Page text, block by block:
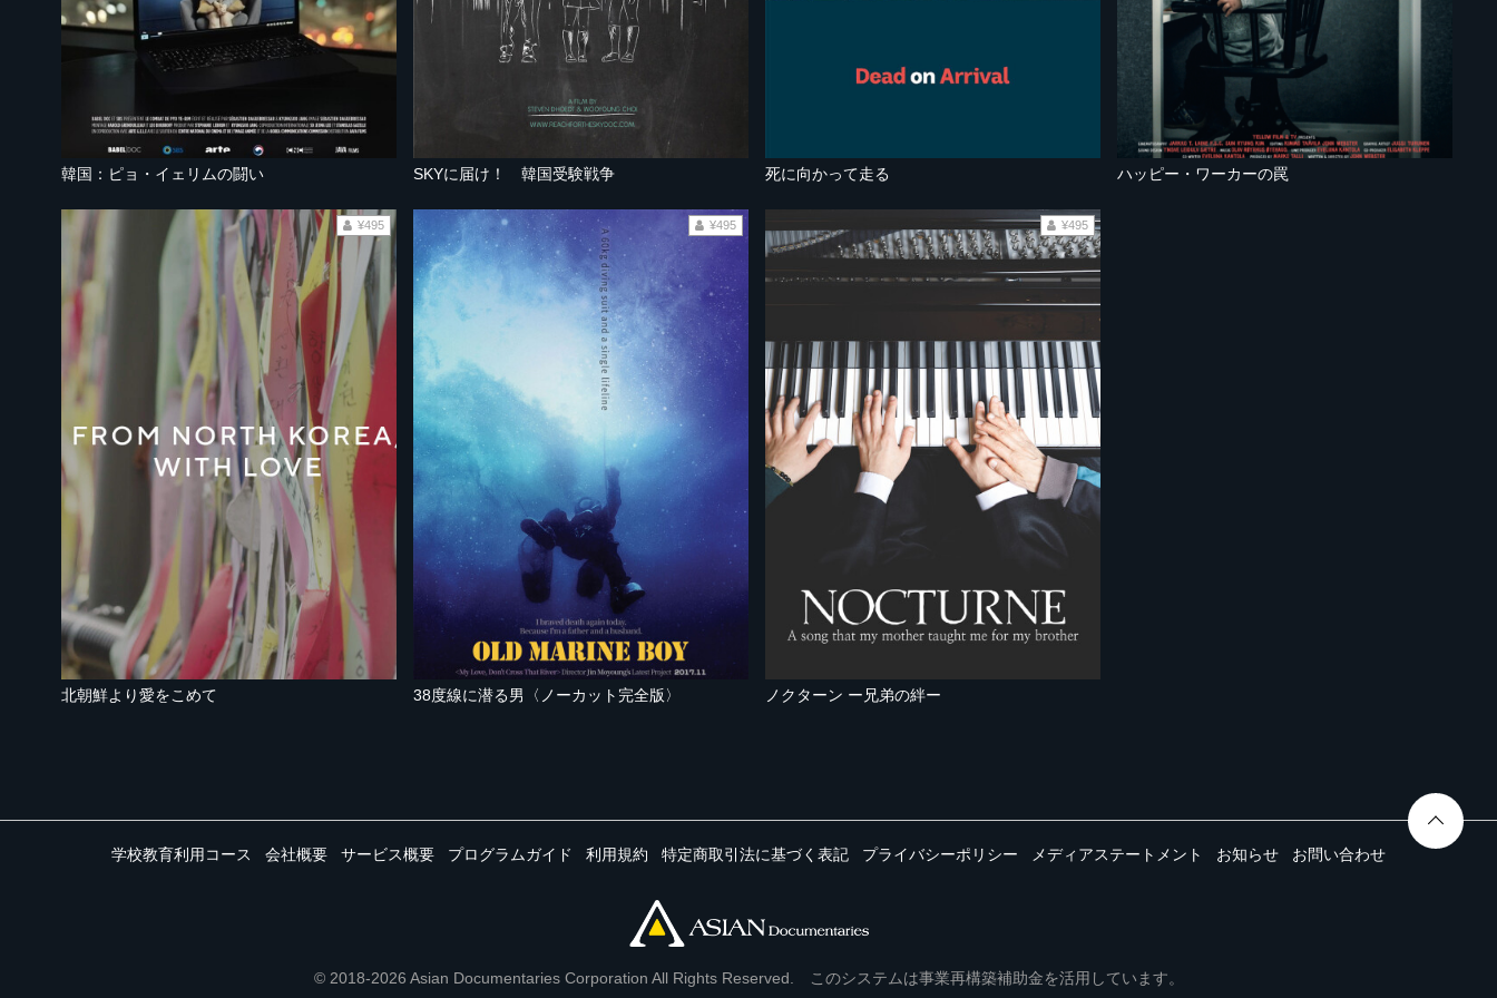
韓国：ピョ・イェリムの闘い SKYに届け！ 韓国受験戦争 死に向かって走る ハッピー・ワーカーの罠
北朝鮮より愛をこめて
¥495
38度線に潜る男〈ノーカット完全版〉
¥495
ノクターン ー兄弟の絆ー
¥495
学校教育利用コース 会社概要 サービス概要 プログラムガイド 利用規約 特定商取引法に基づく表記 プライバシーポリシー メディアステートメント お知らせ お問い合わせ
© 2018-2026 Asian Documentaries Corporation All Rights Reserved. このシステムは事業再構築補助金を活用しています。